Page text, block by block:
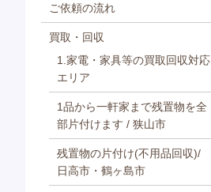
ご依頼の流れ
買取・回収
1.家電・家具等の買取回収対応
エリア
1品から一軒家まで残置物を全
部片付けます / 狭山市
残置物の片付け(不用品回収)/
日高市・鶴ヶ島市